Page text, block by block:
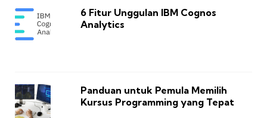
6 Fitur Unggulan IBM Cognos
Analytics
Panduan untuk Pemula Memilih
Kursus Programming yang Tepat